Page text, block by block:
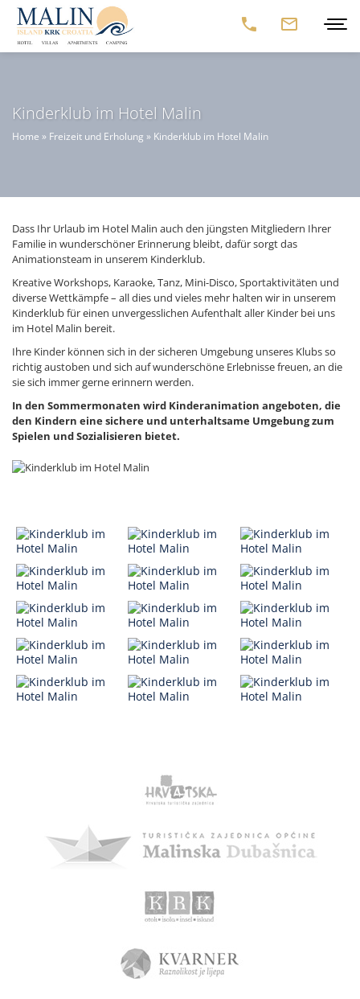
Kinderklub im Hotel Malin
Home » Freizeit und Erholung » Kinderklub im Hotel Malin
Dass Ihr Urlaub im Hotel Malin auch den jüngsten Mitgliedern Ihrer
Familie in wunderschöner Erinnerung bleibt, dafür sorgt das
Animationsteam in unserem Kinderklub.
Kreative Workshops, Karaoke, Tanz, Mini-Disco, Sportaktivitäten und
diverse Wettkämpfe – all dies und vieles mehr halten wir in unserem
Kinderklub für einen unvergesslichen Aufenthalt aller Kinder bei uns
im Hotel Malin bereit.
Ihre Kinder können sich in der sicheren Umgebung unseres Klubs so
richtig austoben und sich auf wunderschöne Erlebnisse freuen, an die
sie sich immer gerne erinnern werden.
In den Sommermonaten wird Kinderanimation angeboten, die
den Kindern eine sichere und unterhaltsame Umgebung zum
Spielen und Sozialisieren bietet.